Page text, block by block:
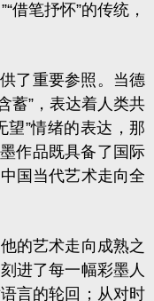
笔抒怀”的传统，
了重要参照。当德
蓄”，表达着人类共
”情绪的表达，那
作品既具备了国际
国当代艺术走向全
的艺术走向成熟之
进了每一幅彩墨人
言的轮回；从对时